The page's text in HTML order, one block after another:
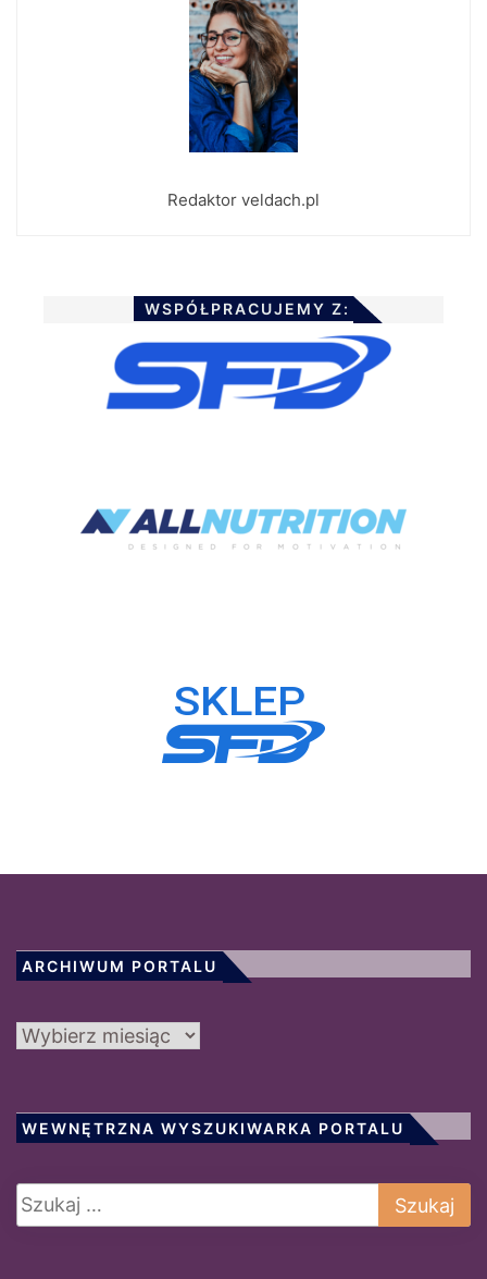
Redaktor veldach.pl
WSPÓŁPRACUJEMY Z:
ARCHIWUM PORTALU
Archiwum
WEWNĘTRZNA WYSZUKIWARKA PORTALU